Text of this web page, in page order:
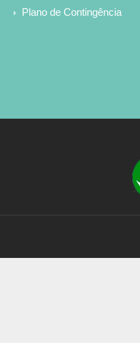
Plano de Contingência